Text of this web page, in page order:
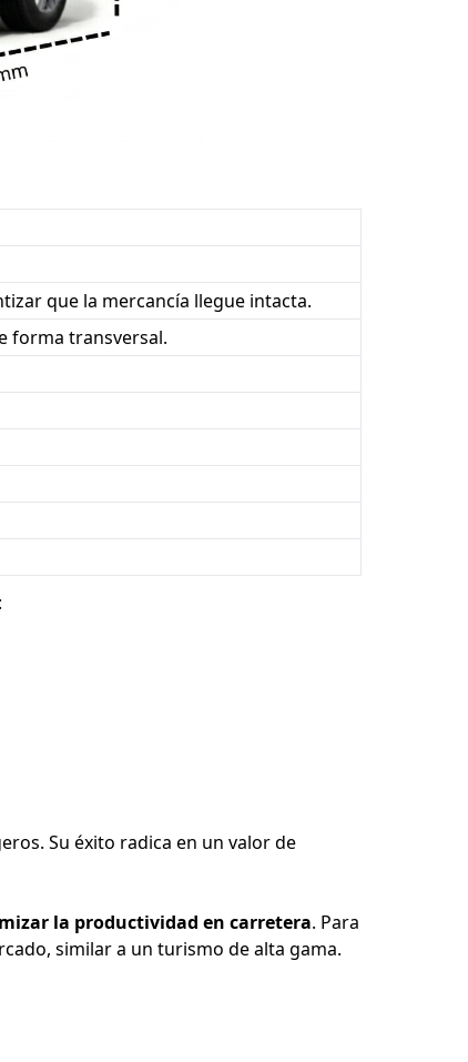
que la mercancía llegue intacta.
forma transversal.
Su éxito radica en un valor de
la productividad en carretera. Para
similar a un turismo de alta gama.